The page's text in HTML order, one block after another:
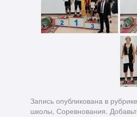
Запись опубликована в
школы, Соревнования.